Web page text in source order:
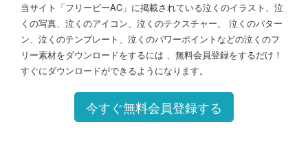
当サイト「フリービーAC」に掲載されている泣くのイラスト、泣
くの写真、泣くのアイコン、泣くのテクスチャー、 泣くのパター
ン、泣くのテンプレート、泣くのパワーポイントなどの泣くのフ
リー素材をダウンロードをするには 、無料会員登録をするだけ！
すぐにダウンロードができるようになります。
今すぐ無料会員登録する